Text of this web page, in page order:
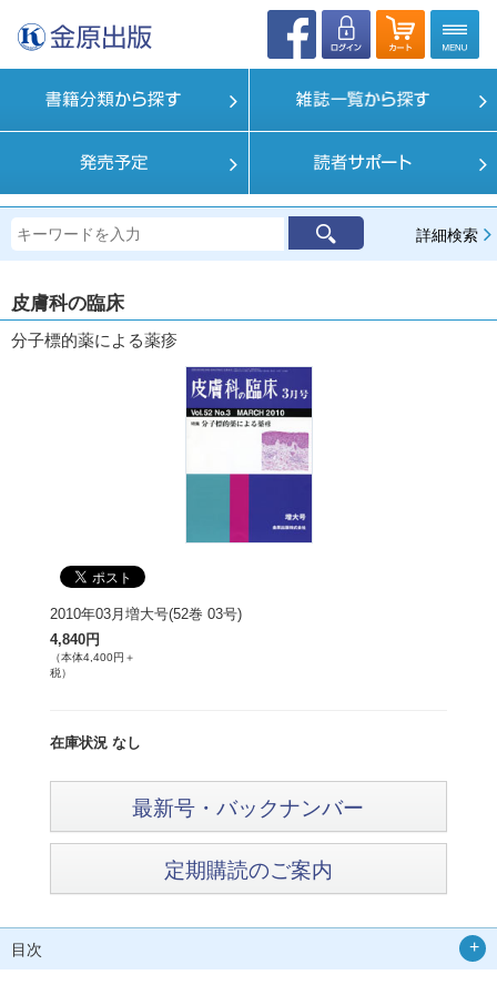
詳細検索
皮膚科の臨床
分子標的薬による薬疹
2010年03月増大号(52巻 03号)
4,840円
（本体4,400円＋
税）
在庫状況 なし
最新号・バックナンバー
定期購読のご案内
目次